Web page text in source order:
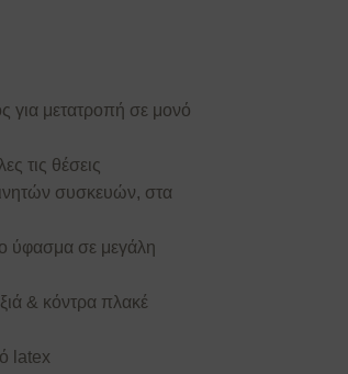
για μετατροπή σε μονό
τις θέσεις
συσκευών, στα
ύφασμα σε μεγάλη
& κόντρα πλακέ
latex